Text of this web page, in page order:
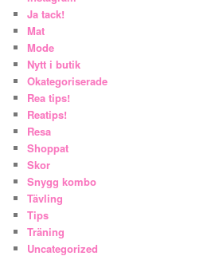
Ja tack!
Mat
Mode
Nytt i butik
Okategoriserade
Rea tips!
Reatips!
Resa
Shoppat
Skor
Snygg kombo
Tävling
Tips
Träning
Uncategorized